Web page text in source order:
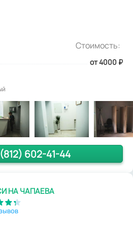
Стоимость:
от 4000 ₽
602-41-44
НА ЧАПАЕВА